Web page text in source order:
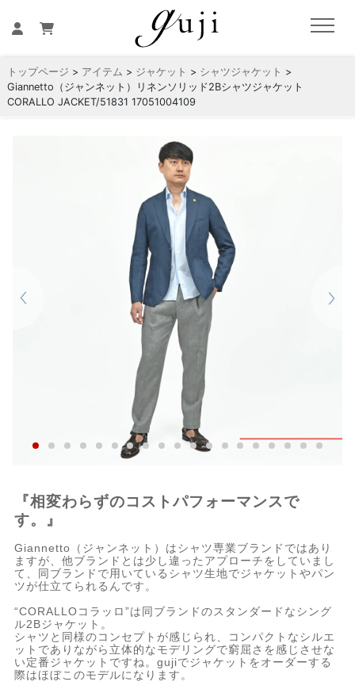
トップページ > アイテム > ジャケット > シャツジャケット >
Giannetto（ジャンネット）リネンソリッド2Bシャツジャケット
CORALLO JACKET/51831 17051004109
『相変わらずのコストパフォーマンスで
す。』
Giannetto（ジャンネット）はシャツ専業ブランドではあり
ますが、他ブランドとは少し違ったアプローチをしていまし
て、同ブランドで用いているシャツ生地でジャケットやパン
ツが仕立てられるんです。
“CORALLOコラッロ”は同ブランドのスタンダードなシング
ル2Bジャケット。
シャツと同様のコンセプトが感じられ、コンパクトなシルエ
ットでありながら立体的なモデリングで窮屈さを感じさせな
い定番ジャケットですね。gujiでジャケットをオーダーする
際はほぼこのモデルになります。